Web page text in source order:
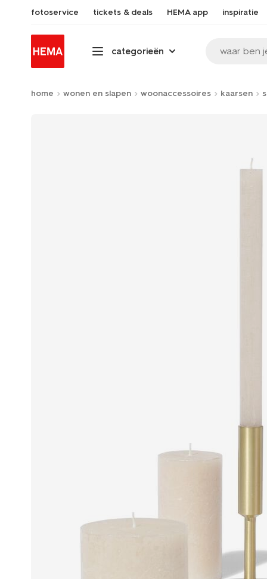
fotoservice tickets & deals HEMA app inspiratie
categorieën waar ben
home wonen en slapen woonaccessoires kaarsen